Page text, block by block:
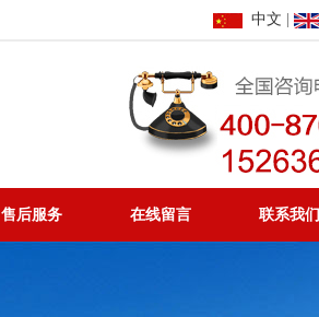
中文
售后服务 在线留言 联系我们